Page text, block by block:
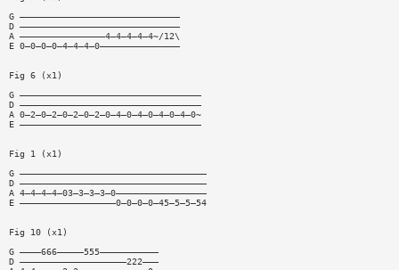
G ——————————————————————————————
D ——————————————————————————————
A ————————————————4—4—4—4—4~/12\
E 0—0—0—0—4—4—4—0———————————————
Fig 6 (x1)
G ——————————————————————————————————
D ——————————————————————————————————
A 0—2—0—2—0—2—0—2—0—4—0—4—0—4—0—4—0~
E ——————————————————————————————————
Fig 1 (x1)
G ———————————————————————————————————
D ———————————————————————————————————
A 4—4—4—4—03—3—3—3—0—————————————————
E ——————————————————0—0—0—0—45—5—5—54
Fig 10 (x1)
G ————666—————555———————————
D ————————————————————222———